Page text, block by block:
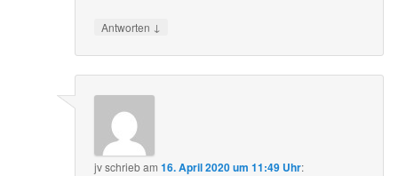
Antworten ↓
jvschriebam16. April 2020 um 11:49 Uhr: